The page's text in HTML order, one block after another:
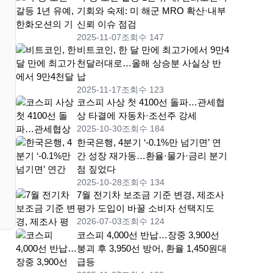
기회와 숙제: 미 해군 MRO 확산·내부
신뢰 이슈 점검
2025-11-07조회수 147
비트코인, 한 달 만에 최고가에서 9만4
천달러대로…올해 상승분 사실상 반
납
2025-11-17조회수 123
코스피 사상 첫 4100선 돌파…관세협
상 타결에 자동차·조선주 강세
2025-10-30조회수 184
한국은행, 4분기 ‘-0.1%만 넘기면’ 연
간 성장 재가동…환율·물가·금리 분기
점 짚었다
2025-10-28조회수 134
7월 전기차 보조금 기준 변경, 제조사
평가 도입이 바꿀 소비자 선택지도
2026-07-03조회수 124
코스피 4,000선 반납…장중 3,900선
붕괴 후 3,950선 방어, 환율 1,450원대
급등